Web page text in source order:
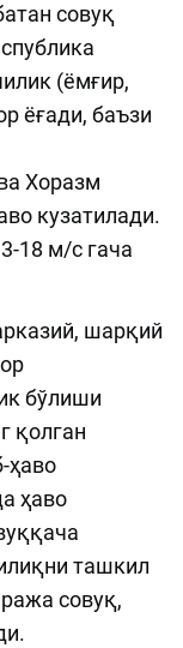
совуқ
(ёмғир,
ёғади, баъзи
Хоразм
кузатилади.
18 м/с гача
шарқий
бўлиши
қолган
ҳаво
ҳаво
ташкил
совуқ,